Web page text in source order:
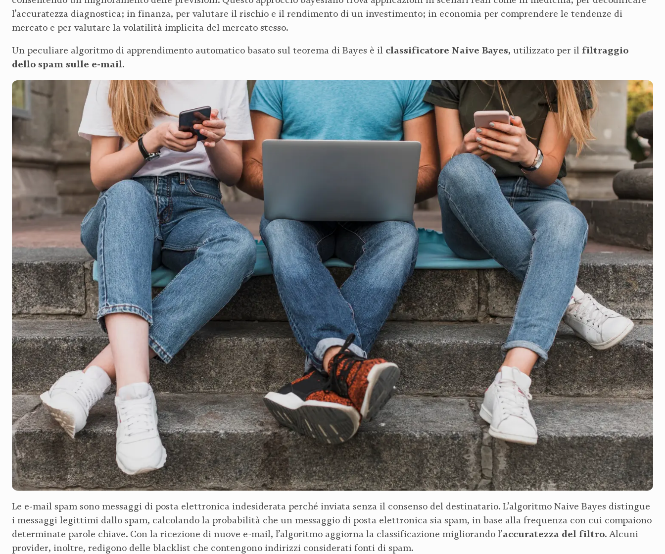
l’accuratezza diagnostica; in finanza, per valutare il rischio e il rendimento di un investimento; in economia per comprendere le tendenze di
mercato e per valutare la volatilità implicita del mercato stesso.
Un peculiare algoritmo di apprendimento automatico basato sul teorema di Bayes è il classificatore Naive Bayes, utilizzato per il filtraggio
dello spam sulle e-mail.
Le e-mail spam sono messaggi di posta elettronica indesiderata perché inviata senza il consenso del destinatario. L’algoritmo Naive Bayes distingue
i messaggi legittimi dallo spam, calcolando la probabilità che un messaggio di posta elettronica sia spam, in base alla frequenza con cui compaiono
determinate parole chiave. Con la ricezione di nuove e-mail, l’algoritmo aggiorna la classificazione migliorando l’accuratezza del filtro. Alcuni
provider, inoltre, redigono delle blacklist che contengono indirizzi considerati fonti di spam.